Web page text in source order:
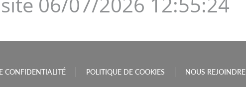
CONFIDENTIALITÉ POLITIQUE DE COOKIES NOUS REJOINDRE